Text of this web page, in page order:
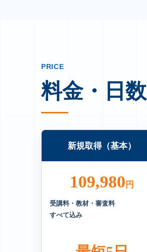
PRICE
料金・日数
新規取得（基本）
109,980 円
受講料・教材・審査料
すべて込み